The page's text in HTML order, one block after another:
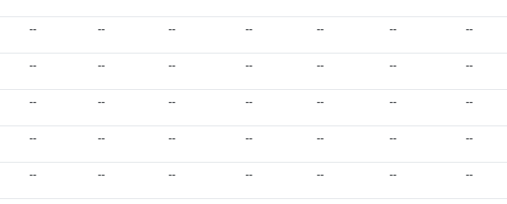
-- -- -- -- -- -- --
-- -- -- -- -- -- --
-- -- -- -- -- -- --
-- -- -- -- -- -- --
-- -- -- -- -- -- --